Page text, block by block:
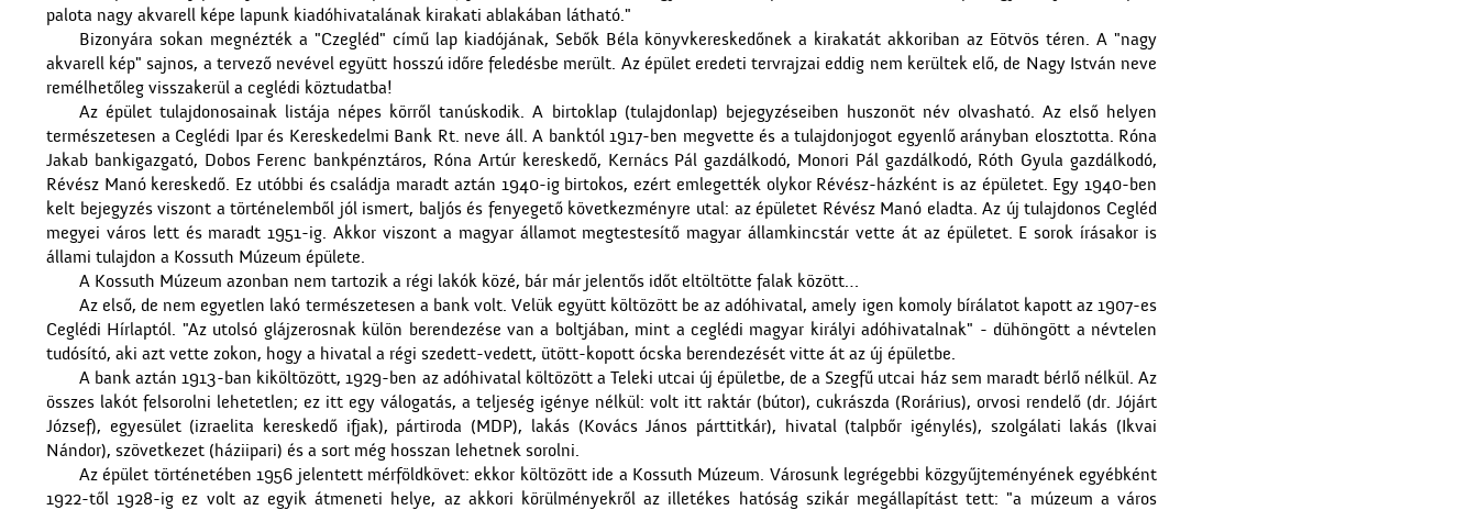
palota nagy akvarell képe lapunk kiadóhivatalának kirakati ablakában látható."
Bizonyára sokan megnézték a "Czegléd" című lap kiadójának, Sebők Béla könyvkereskedőnek a kirakatát akkoriban az Eötvös téren. A "nagy
akvarell kép" sajnos, a tervező nevével együtt hosszú időre feledésbe merült. Az épület eredeti tervrajzai eddig nem kerültek elő, de Nagy István neve
remélhetőleg visszakerül a ceglédi köztudatba!
Az épület tulajdonosainak listája népes körről tanúskodik. A birtoklap (tulajdonlap) bejegyzéseiben huszonöt név olvasható. Az első helyen
természetesen a Ceglédi Ipar és Kereskedelmi Bank Rt. neve áll. A banktól 1917-ben megvette és a tulajdonjogot egyenlő arányban elosztotta. Róna
Jakab bankigazgató, Dobos Ferenc bankpénztáros, Róna Artúr kereskedő, Kernács Pál gazdálkodó, Monori Pál gazdálkodó, Róth Gyula gazdálkodó,
Révész Manó kereskedő. Ez utóbbi és családja maradt aztán 1940-ig birtokos, ezért emlegették olykor Révész-házként is az épületet. Egy 1940-ben
kelt bejegyzés viszont a történelemből jól ismert, baljós és fenyegető következményre utal: az épületet Révész Manó eladta. Az új tulajdonos Cegléd
megyei város lett és maradt 1951-ig. Akkor viszont a magyar államot megtestesítő magyar államkincstár vette át az épületet. E sorok írásakor is
állami tulajdon a Kossuth Múzeum épülete.
A Kossuth Múzeum azonban nem tartozik a régi lakók közé, bár már jelentős időt eltöltötte falak között…
Az első, de nem egyetlen lakó természetesen a bank volt. Velük együtt költözött be az adóhivatal, amely igen komoly bírálatot kapott az 1907-es
Ceglédi Hírlaptól. "Az utolsó glájzerosnak külön berendezése van a boltjában, mint a ceglédi magyar királyi adóhivatalnak" - dühöngött a névtelen
tudósító, aki azt vette zokon, hogy a hivatal a régi szedett-vedett, ütött-kopott ócska berendezését vitte át az új épületbe.
A bank aztán 1913-ban kiköltözött, 1929-ben az adóhivatal költözött a Teleki utcai új épületbe, de a Szegfű utcai ház sem maradt bérlő nélkül. Az
összes lakót felsorolni lehetetlen; ez itt egy válogatás, a teljeség igénye nélkül: volt itt raktár (bútor), cukrászda (Rorárius), orvosi rendelő (dr. Jójárt
József), egyesület (izraelita kereskedő ifjak), pártiroda (MDP), lakás (Kovács János párttitkár), hivatal (talpbőr igénylés), szolgálati lakás (Ikvai
Nándor), szövetkezet (háziipari) és a sort még hosszan lehetnek sorolni.
Az épület történetében 1956 jelentett mérföldkövet: ekkor költözött ide a Kossuth Múzeum. Városunk legrégebbi közgyűjteményének egyébként
1922-től 1928-ig ez volt az egyik átmeneti helye, az akkori körülményekről az illetékes hatóság szikár megállapítást tett: "a múzeum a város